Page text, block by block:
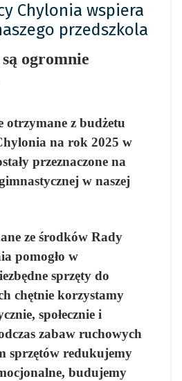
Chylonia wspiera
przedszkola
ogromnie
otrzymane z budżetu
na rok 2025 w
przeznaczone na
w naszej
ze środków Rady
pomogło w
sprzęty do
chętnie korzystamy
społecznie i
zabaw ruchowych
sprzętów redukujemy
budujemy